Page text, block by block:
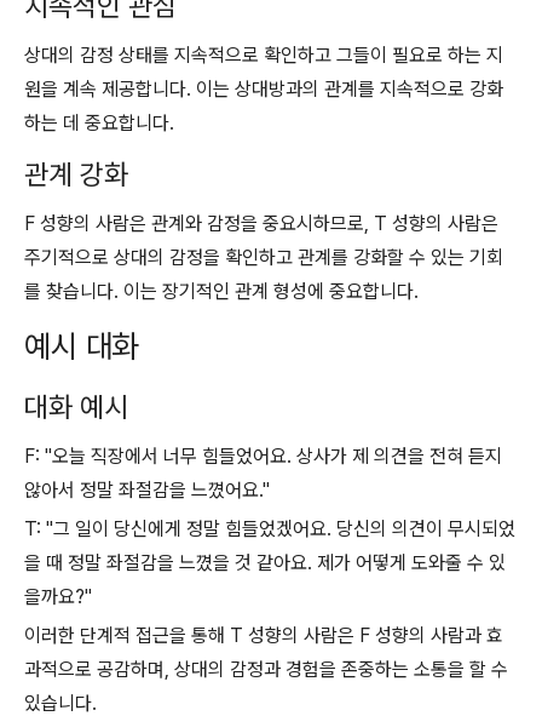
상대의 감정 상태를 지속적으로 확인하고 그들이 필요로 하는 지
원을 계속 제공합니다. 이는 상대방과의 관계를 지속적으로 강화
하는 데 중요합니다.
관계 강화
F 성향의 사람은 관계와 감정을 중요시하므로, T 성향의 사람은
주기적으로 상대의 감정을 확인하고 관계를 강화할 수 있는 기회
를 찾습니다. 이는 장기적인 관계 형성에 중요합니다.
예시 대화
대화 예시
F: "오늘 직장에서 너무 힘들었어요. 상사가 제 의견을 전혀 듣지
않아서 정말 좌절감을 느꼈어요."
T: "그 일이 당신에게 정말 힘들었겠어요. 당신의 의견이 무시되었
을 때 정말 좌절감을 느꼈을 것 같아요. 제가 어떻게 도와줄 수 있
을까요?"
이러한 단계적 접근을 통해 T 성향의 사람은 F 성향의 사람과 효
과적으로 공감하며, 상대의 감정과 경험을 존중하는 소통을 할 수
있습니다.